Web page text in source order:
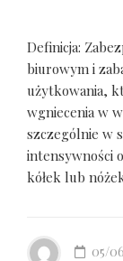
Definicja:
biurowym i
użytkowania,
wgniecenia w
szczególnie w
intensywności
kółek lub
05/